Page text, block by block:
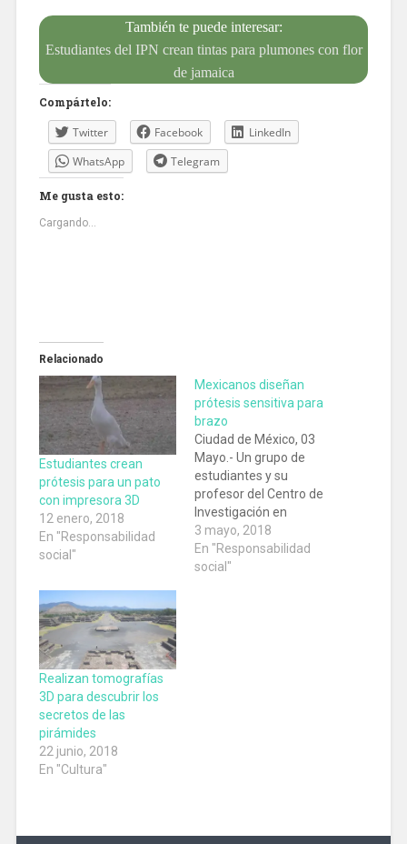
También te puede interesar:
Estudiantes del IPN crean tintas para plumones con flor
de jamaica
Compártelo:
Twitter Facebook
LinkedIn
WhatsApp
Telegram
Me gusta esto:
Cargando...
Relacionado
Estudiantes crean
prótesis para un pato
con impresora 3D
12 enero, 2018
En "Responsabilidad
social"
Mexicanos diseñan
prótesis sensitiva para
brazo
Ciudad de México, 03
Mayo.- Un grupo de
estudiantes y su
profesor del Centro de
Investigación en
Materiales Avanzados
de Chihuahua diseñó y
construyó un prototipo
3 mayo, 2018
En "Responsabilidad
social"
Realizan tomografías
3D para descubrir los
secretos de las
pirámides
22 junio, 2018
En "Cultura"